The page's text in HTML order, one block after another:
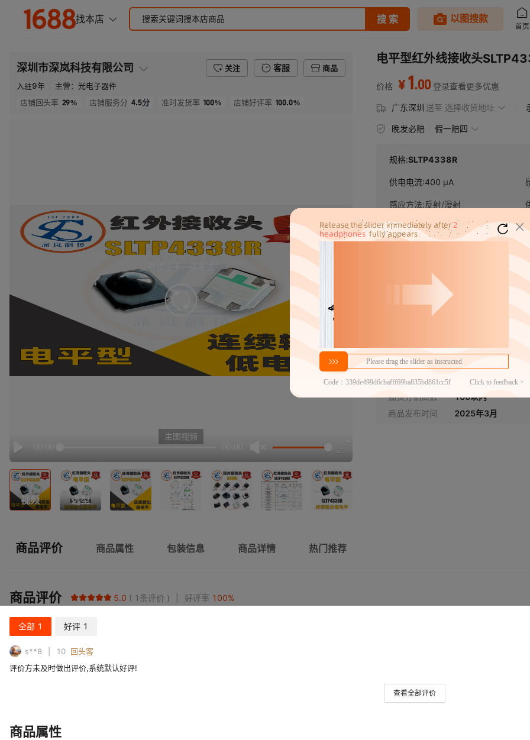
深圳市深岚科技有限公司 关注 客服
商品
入驻9年 主营： 光电子器件
店铺回头率 29% 店铺服务分 4.5分 准时发货率 100% 店铺好评率 100.0%
Play
主图视频
视频 选型
电平型红外线接收头
价格 ¥1.00 登录查看更多优惠
广东深圳 送至 选择收货地址
晚发必赔 假一赔四
规格:SLTP4338R
供电电流:400 µA
感应方法:反射/漫射
封装规格:DIP4
ROHS
库存 30
1件价格￥1 官方仓退货
近30天代发数量
100以内
铺货分销商数
100以内
商品发布时间
2025年3月
商品评价 商品属性 包装信息 商品详情 热门推荐
商品评价 5.0 1 条评价 好评率 100%
全部 1 好评 1
s**8 10 回头客
评价方未及时做出评价,系统默认好评!
查看全部评价
商品属性